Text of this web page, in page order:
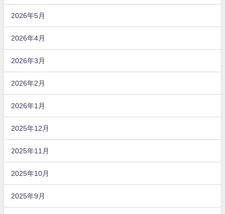
2026年5月
2026年4月
2026年3月
2026年2月
2026年1月
2025年12月
2025年11月
2025年10月
2025年9月